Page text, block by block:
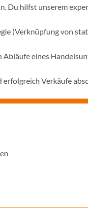
Du hilfst unserem
(Verknüpfung von
eines
Verkäufe